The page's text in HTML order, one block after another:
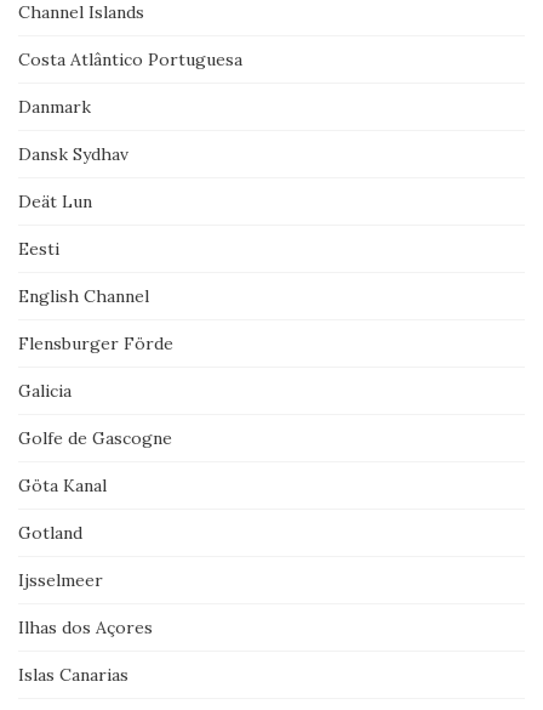
Channel Islands
Costa Atlântico Portuguesa
Danmark
Dansk Sydhav
Deät Lun
Eesti
English Channel
Flensburger Förde
Galicia
Golfe de Gascogne
Göta Kanal
Gotland
Ijsselmeer
Ilhas dos Açores
Islas Canarias